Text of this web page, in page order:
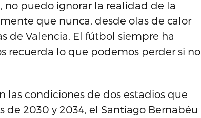
no puedo ignorar la realidad de la
que nunca, desde olas de calor
de Valencia. El fútbol siempre ha
recuerda lo que podemos perder si no
condiciones de dos estadios que
2030 y 2034, el Santiago Bernabéu